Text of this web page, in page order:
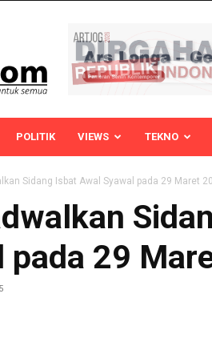
POLITIK VIEWS TEKNO
Sidang Isbat Awal Syawal pada 29 Maret
pada 29